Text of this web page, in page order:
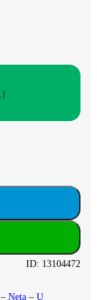
)
ID: 13104472
– Neta – U